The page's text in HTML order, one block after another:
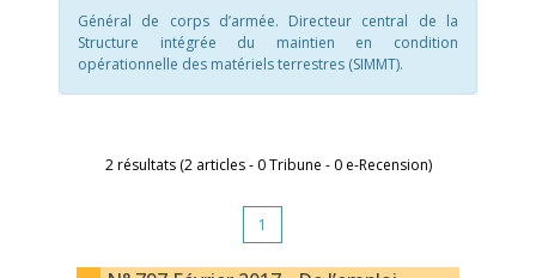
Général de corps d’armée. Directeur central de la
Structure intégrée du maintien en condition
opérationnelle des matériels terrestres (SIMMT).
2 résultats (2 articles - 0 Tribune - 0 e-Recension)
1